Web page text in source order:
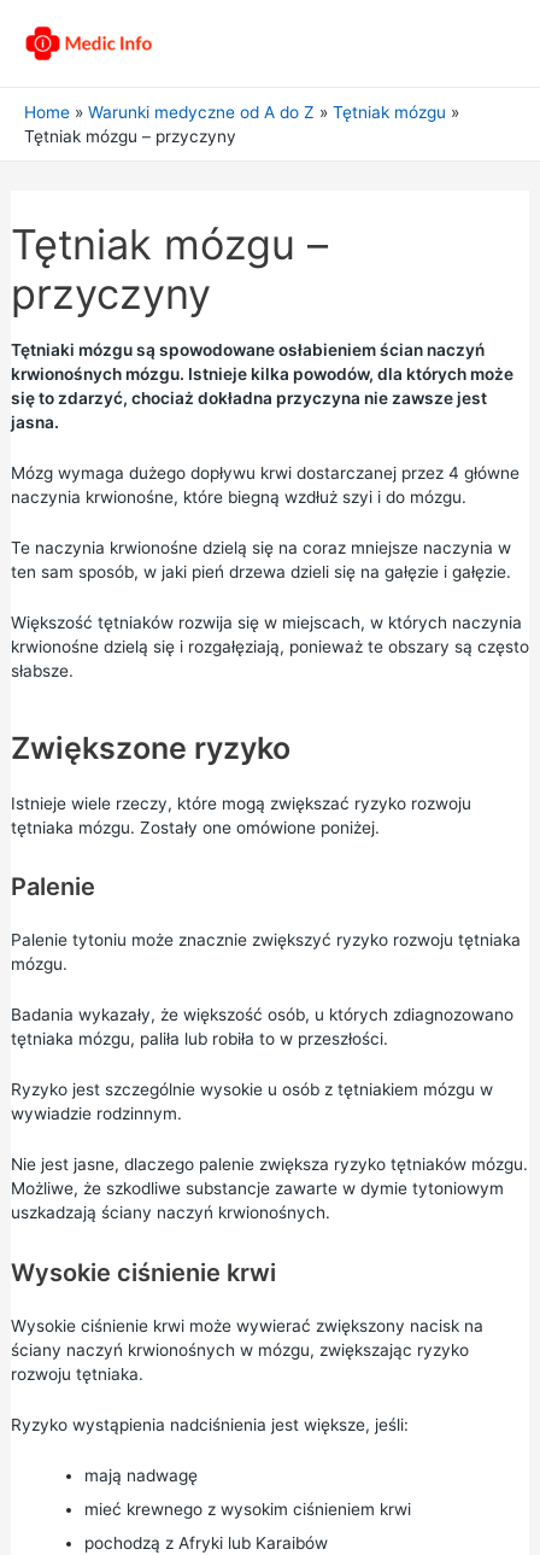
Home Warunki medyczne od A do Z
Tętniak mózgu
Tętniak mózgu – przyczyny
Tętniak mózgu –
przyczyny
Tętniaki mózgu są spowodowane osłabieniem ścian naczyń
krwionośnych mózgu. Istnieje kilka powodów, dla których może
się to zdarzyć, chociaż dokładna przyczyna nie zawsze jest
jasna.
Mózg wymaga dużego dopływu krwi dostarczanej przez 4 główne
naczynia krwionośne, które biegną wzdłuż szyi i do mózgu.
Te naczynia krwionośne dzielą się na coraz mniejsze naczynia w
ten sam sposób, w jaki pień drzewa dzieli się na gałęzie i gałęzie.
Większość tętniaków rozwija się w miejscach, w których naczynia
krwionośne dzielą się i rozgałęziają, ponieważ te obszary są często
słabsze.
Zwiększone ryzyko
Istnieje wiele rzeczy, które mogą zwiększać ryzyko rozwoju
tętniaka mózgu. Zostały one omówione poniżej.
Palenie
Palenie tytoniu może znacznie zwiększyć ryzyko rozwoju tętniaka
mózgu.
Badania wykazały, że większość osób, u których zdiagnozowano
tętniaka mózgu, paliła lub robiła to w przeszłości.
Ryzyko jest szczególnie wysokie u osób z tętniakiem mózgu w
wywiadzie rodzinnym.
Nie jest jasne, dlaczego palenie zwiększa ryzyko tętniaków mózgu.
Możliwe, że szkodliwe substancje zawarte w dymie tytoniowym
uszkadzają ściany naczyń krwionośnych.
Wysokie ciśnienie krwi
Wysokie ciśnienie krwimoże wywierać zwiększony nacisk na
ściany naczyń krwionośnych w mózgu, zwiększając ryzyko
rozwoju tętniaka.
Ryzyko wystąpienia nadciśnienia jest większe, jeśli:
mają nadwagę
mieć krewnego z wysokim ciśnieniem krwi
pochodzą z Afryki lub Karaibów